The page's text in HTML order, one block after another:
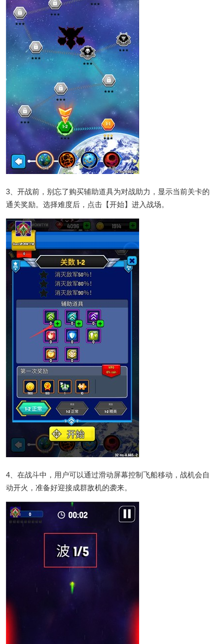
3、开战前，别忘了购买辅助道具为对战助力，显示当前关卡的
通关奖励。选择难度后，点击【开始】进入战场。
4、在战斗中，用户可以通过滑动屏幕控制飞船移动，战机会自
动开火，准备好迎接成群敌机的袭来。